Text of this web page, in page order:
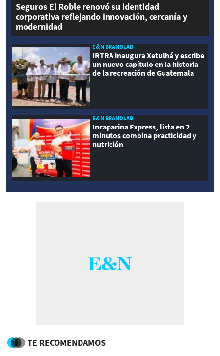
Seguros El Roble renovó su identidad
corporativa reflejando innovación, cercanía y
modernidad
E&N BRANDLAB
IRTRA inaugura Xetulhá y escribe
un nuevo capítulo en la historia
de la recreación de Guatemala
E&N BRANDLAB
Incaparina Express, lista en 2
minutos combina practicidad y
nutrición
TE RECOMENDAMOS